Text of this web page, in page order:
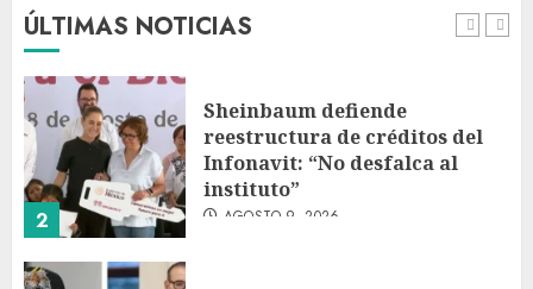
ÚLTIMAS NOTICIAS
1
2
Sheinbaum defiende
reestructura de créditos del
Infonavit: “No desfalca al
instituto”
AGOSTO 9, 2026